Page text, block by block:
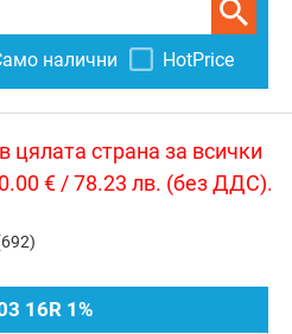
налични HotPrice
цялата страна за всички
€ / 78.23 лв. (без ДДС).
16R 1%